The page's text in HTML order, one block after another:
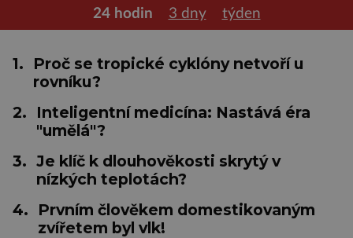
24 hodin 3 dny týden
1.
Proč se tropické cyklóny netvoří u
rovníku?
2.
Inteligentní medicína: Nastává éra
"umělá"?
3. Je klíč k dlouhověkosti skrytý v
nízkých teplotách?
4.
Prvním člověkem domestikovaným
zvířetem byl vlk!